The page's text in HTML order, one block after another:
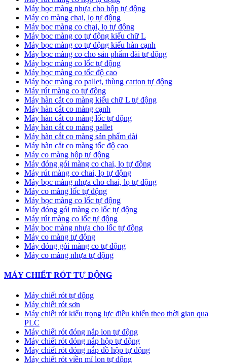
Máy bọc màng nhựa cho hộp tự động
Máy co màng chai, lọ tự động
Máy bọc màng co chại, lọ tự động
Máy bọc màng co tự động kiểu chữ L
Máy bọc màng co tự động kiểu hàn cạnh
Máy bọc màng co cho sản phẩm dài tự động
Máy bọc màng co lốc tự động
​Máy bọc màng co tốc độ cao
Máy bọc màng co pallet, thùng carton tự động
​Máy rút màng co tự động
​Máy hàn cắt co màng kiểu chữ L tự động
​Máy hàn cắt co màng cạnh
​Máy hàn cắt co màng lốc tự động
​Máy hàn cắt co màng pallet
​Máy hàn cắt co màng sản phẩm dài
​Máy hàn cắt co màng tốc độ cao
Máy co màng hộp tự động
Máy đóng gói màng co chai, lọ tự động
Máy rút màng co chai, lọ tự động
Máy bọc màng nhựa cho chai, lọ tự động
Máy co màng lốc tự động
Máy bọc màng co lốc tự động
Máy đóng gói màng co lốc tự động
Máy rút màng co lốc tự động
Máy bọc màng nhựa cho lốc tự động
Máy co màng tự động
Máy đóng gói màng co tự động
Máy co màng nhựa tự động
MÁY CHIẾT RÓT TỰ ĐỘNG
Máy chiết rót tự động
Máy chiết rót sơn
Máy chiết rót kiểu trọng lực điều khiển theo thời gian qua
PLC
Máy chiết rót đóng nắp lon tự động
Máy chiết rót đóng nắp hộp tự động
Máy chiết rót đóng nắp đồ hộp tự động
Máy chiết rót viền mí lon tự động